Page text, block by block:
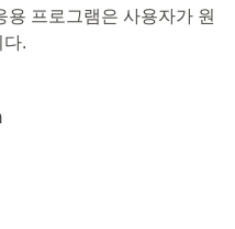
용 프로그램은 사용자가 원
.